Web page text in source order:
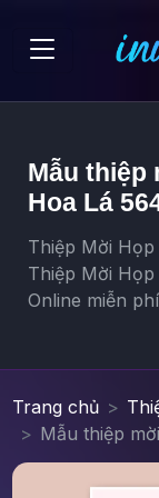
Mẫu thiệp
Hoa Lá
Thiệp Mời
Thiệp Mời
Online miễn phí
Trang chủ
Mẫu thiệp